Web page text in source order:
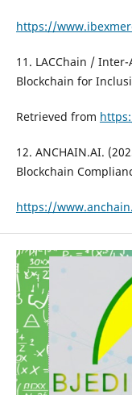
https://
11. LACChain /
Blockchain for
Retrieved from
12. ANCHAIN.AI.
Blockchain
https://